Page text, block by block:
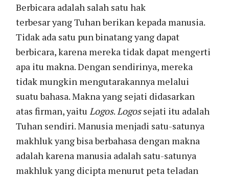
Berbicara adalah salah satu hak
terbesar yang Tuhan berikan kepada manusia.
Tidak ada satu pun binatang yang dapat
berbicara, karena mereka tidak dapat mengerti
apa itu makna. Dengan sendirinya, mereka
tidak mungkin mengutarakannya melalui
suatu bahasa. Makna yang sejati didasarkan
atas firman, yaitu Logos. Logossejati itu adalah
Tuhan sendiri. Manusia menjadi satu-satunya
makhluk yang bisa berbahasa dengan makna
adalah karena manusia adalah satu-satunya
makhluk yang dicipta menurut peta teladan